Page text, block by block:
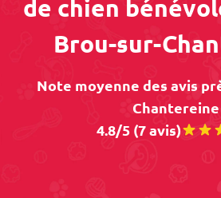
de chien
Brou-sur-
Note moyenne des avis
Chantereine
4.8/5 (7 avis)